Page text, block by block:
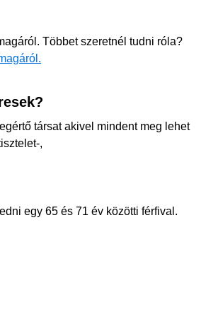
Többet szeretnél tudni róla?
társat akivel mindent meg lehet
,
egy 65 és 71 év közötti férfival.